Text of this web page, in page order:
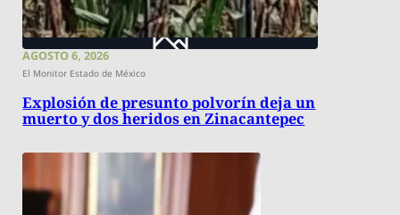
AGOSTO 6, 2026
El Monitor Estado de México
Explosión de presunto polvorín deja un
muerto y dos heridos en Zinacantepec